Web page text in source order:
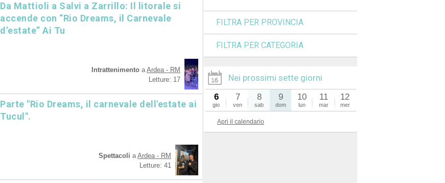
Da Mattioli a Salvi a Zarrillo: Il litorale si
accende con “Rio Dreams, il Carnevale
d’estate” Ai Tu
Intrattenimento aArdea - RM
Letture: 17
Parte "Rio Dreams, il carnevale dell'estate ai
Tucul".
Spettacoli aArdea - RM
Letture: 41
FILTRA PER PROVINCIA
FILTRA PER CATEGORIA
Nei prossimi sette giorni
6
gio
7
ven
8
sab
9
dom
10
lun
11
mar
12
mer
Apri il calendario